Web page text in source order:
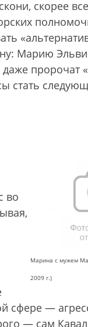
скорее
Марию
даже
стать
Марина с мужем
2009 г.)
во
сфере —
— сам